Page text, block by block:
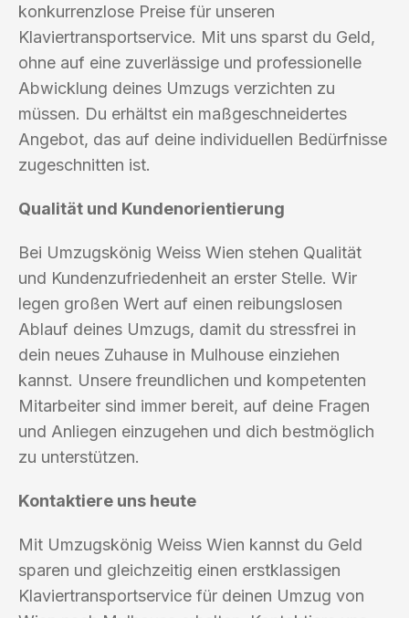
konkurrenzlose Preise für unseren
Klaviertransportservice. Mit uns sparst du Geld,
ohne auf eine zuverlässige und professionelle
Abwicklung deines Umzugs verzichten zu
müssen. Du erhältst ein maßgeschneidertes
Angebot, das auf deine individuellen Bedürfnisse
zugeschnitten ist.
Qualität und Kundenorientierung
Bei Umzugskönig Weiss Wien stehen Qualität
und Kundenzufriedenheit an erster Stelle. Wir
legen großen Wert auf einen reibungslosen
Ablauf deines Umzugs, damit du stressfrei in
dein neues Zuhause in Mulhouse einziehen
kannst. Unsere freundlichen und kompetenten
Mitarbeiter sind immer bereit, auf deine Fragen
und Anliegen einzugehen und dich bestmöglich
zu unterstützen.
Kontaktiere uns heute
Mit Umzugskönig Weiss Wien kannst du Geld
sparen und gleichzeitig einen erstklassigen
Klaviertransportservice für deinen Umzug von